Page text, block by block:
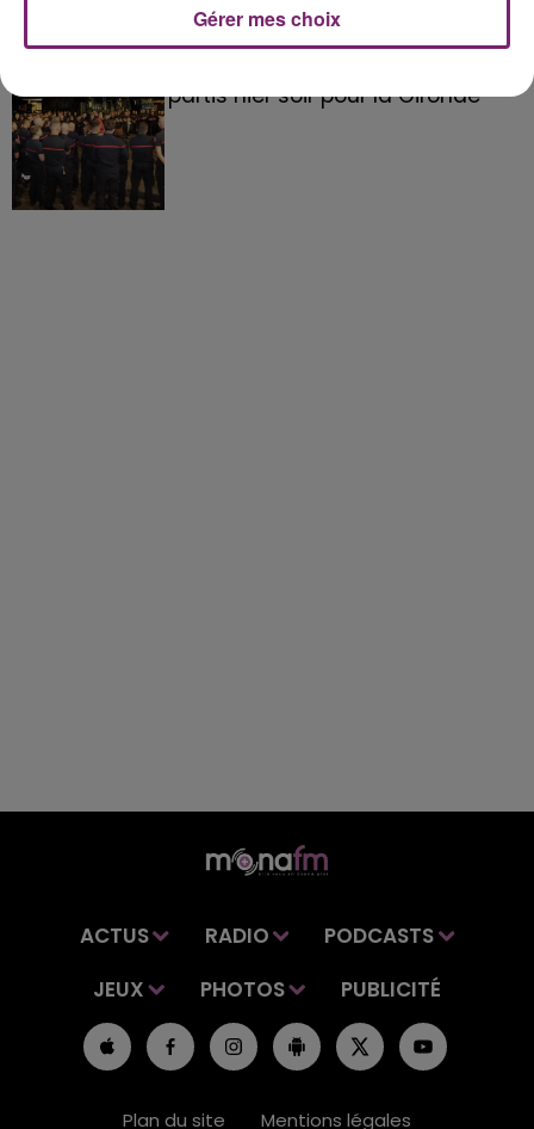
partis hier soir pour la Gironde
ACTUS RADIO
PODCASTS
JEUX
PHOTOS PUBLICITÉ
Plan du site Mentions légales
Gérer mes choix